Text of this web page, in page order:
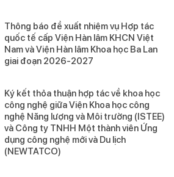
Thông báo đề xuất nhiệm vụ Hợp tác
quốc tế cấp Viện Hàn lâm KHCN Việt
Nam và Viện Hàn lâm Khoa học Ba Lan
giai đoạn 2026-2027
Ký kết thỏa thuận hợp tác về khoa học
công nghệ giữa Viện Khoa học công
nghệ Năng lượng và Môi trường (ISTEE)
và Công ty TNHH Một thành viên Ứng
dụng công nghệ mới và Du lịch
(NEWTATCO)